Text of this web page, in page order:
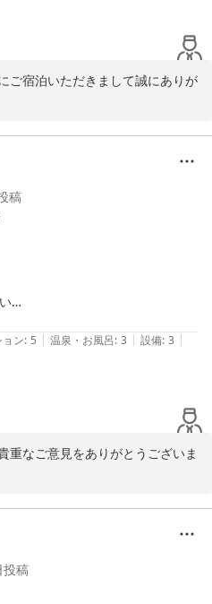
ご宿泊いただきまして誠にありが
稿
が欲しかった
ョン: 5 | 温泉・お風呂: 3 | 設備: 3 |
重なご意見をありがとうございま
内設備（タオル掛け・荷物台）に
し訳ございません。
題として検討させていただきま
ご利用ください。
投稿